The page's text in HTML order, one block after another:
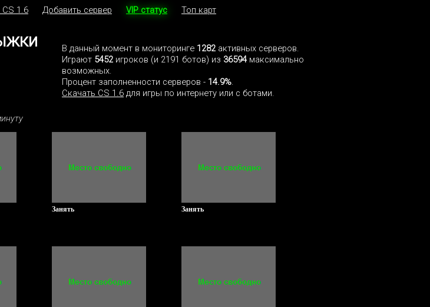
CS 1.6 Добавить сервер VIP статус Топ карт
В данный момент в мониторинге 1282 активных серверов.
Играют 5452 игроков (и 2191 ботов) из 36594максимально
возможных.
Процент заполненности серверов - 14.9%.
Скачать CS 1.6 для игры по интернету или с ботами.
Занять Занять